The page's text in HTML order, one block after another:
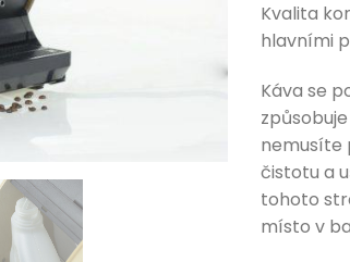
Kvalita
hlavními
Káva se
nemusíte
čistotu a
tohoto
místo v